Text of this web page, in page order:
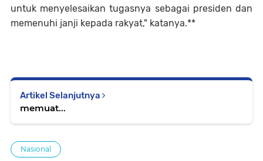
untuk menyelesaikan tugasnya sebagai presiden dan
memenuhi janji kepada rakyat," katanya.**
Artikel Selanjutnya
memuat...
Nasional